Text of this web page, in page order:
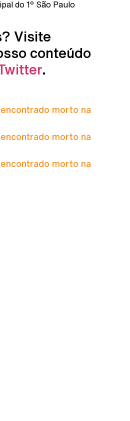
do 1º São Paulo
Visite
conteúdo
.
morto na
morto na
morto na